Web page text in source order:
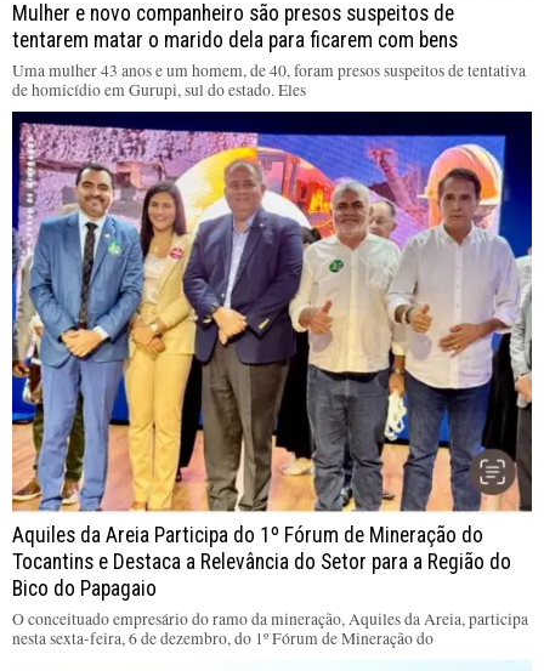
Mulher e novo companheiro são presos suspeitos de
tentarem matar o marido dela para ficarem com bens
Uma mulher 43 anos e um homem, de 40, foram presos suspeitos de tentativa
de homicídio em Gurupi, sul do estado. Eles
Aquiles da Areia Participa do 1º Fórum de Mineração do
Tocantins e Destaca a Relevância do Setor para a Região do
Bico do Papagaio
O conceituado empresário do ramo da mineração, Aquiles da Areia, participa
nesta sexta-feira, 6 de dezembro, do 1º Fórum de Mineração do